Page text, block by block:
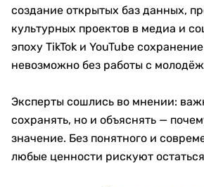
создание открытых баз данных,
культурных проектов в медиа и
эпоху TikTok и YouTube
невозможно без работы с
Эксперты сошлись во мнении:
сохранять, но и объяснять —
значение. Без понятного и
любые ценности рискуют